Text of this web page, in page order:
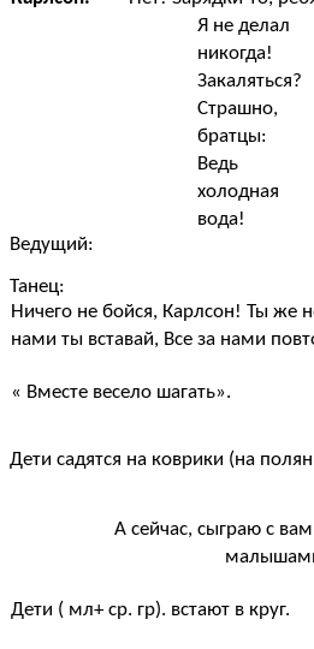
Я не делал
никогда!
Закаляться?
Страшно,
братцы:
Ведь
холодная
вода!
Ведущий:
Танец:
Ничего не бойся, Карлсон! Ты же
нами ты вставай, Все за нами
« Вместе весело шагать».
Дети садятся на коврики (на
А сейчас, сыграю с
Дети ( мл+ ср. гр). встают в круг.